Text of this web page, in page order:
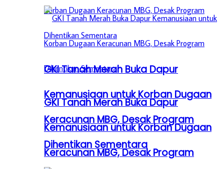
GKI Tanah Merah Buka Dapur
Kemanusiaan untuk Korban Dugaan
Keracunan MBG, Desak Program
Dihentikan Sementara
GKI Tanah Merah Buka Dapur
Kemanusiaan untuk Korban Dugaan
Keracunan MBG, Desak Program